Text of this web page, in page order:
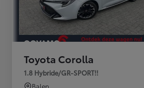
Vanaf
of financiering vanaf
LAND CRUISER 250
Toyota Corolla
1.8 Hybride/GR-SPORT!!
Balen